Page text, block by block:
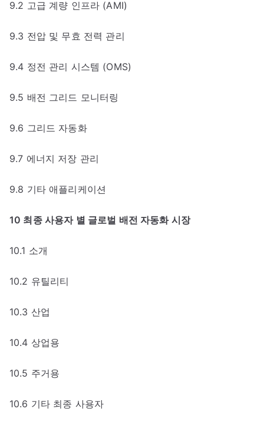
9.2 고급 계량 인프라 (AMI)
9.3 전압 및 무효 전력 관리
9.4 정전 관리 시스템 (OMS)
9.5 배전 그리드 모니터링
9.6 그리드 자동화
9.7 에너지 저장 관리
9.8 기타 애플리케이션
10 최종 사용자 별 글로벌 배전 자동화 시장
10.1 소개
10.2 유틸리티
10.3 산업
10.4 상업용
10.5 주거용
10.6 기타 최종 사용자